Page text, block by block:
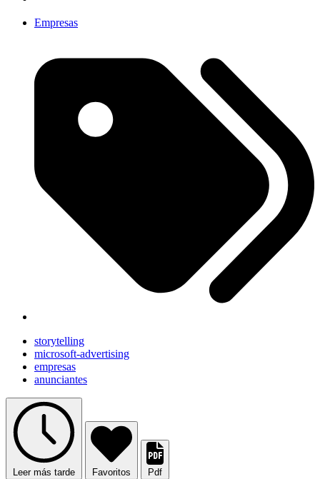
Empresas
storytelling
microsoft-advertising
empresas
anunciantes
Leer más tarde Favoritos Pdf